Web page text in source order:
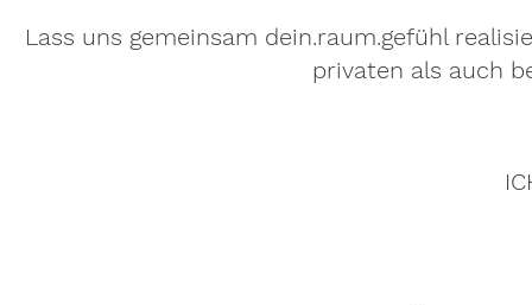
Lass uns gemeinsam dein.raum.gefühl
privaten als auch